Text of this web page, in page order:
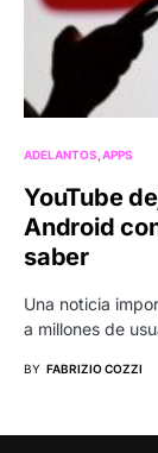
ADELANTOS APPS
YouTube
Android
saber
Una noticia
a millones de
BY FABRIZIO COZZI